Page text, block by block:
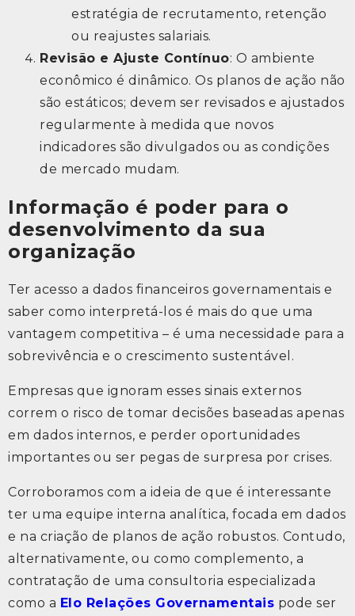
estratégia de recrutamento, retenção
ou reajustes salariais.
Revisão e Ajuste Contínuo: O ambiente
econômico é dinâmico. Os planos de ação não
são estáticos; devem ser revisados e ajustados
regularmente à medida que novos
indicadores são divulgados ou as condições
de mercado mudam.
Informação é poder para o
desenvolvimento da sua
organização
Ter acesso a dados financeiros governamentais e
saber como interpretá-los é mais do que uma
vantagem competitiva – é uma necessidade para a
sobrevivência e o crescimento sustentável.
Empresas que ignoram esses sinais externos
correm o risco de tomar decisões baseadas apenas
em dados internos, e perder oportunidades
importantes ou ser pegas de surpresa por crises.
Corroboramos com a ideia de que é interessante
ter uma equipe interna analítica, focada em dados
e na criação de planos de ação robustos. Contudo,
alternativamente, ou como complemento, a
contratação de uma consultoria especializada
como a Elo Relações Governamentais pode ser